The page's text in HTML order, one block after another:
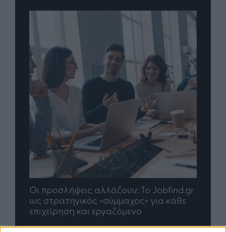
TP Greece: Πώς διαμορφώνεται το
μέλλον του Insurance στην εποχή του AI